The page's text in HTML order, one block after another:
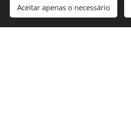
Aceitar apenas o necessário